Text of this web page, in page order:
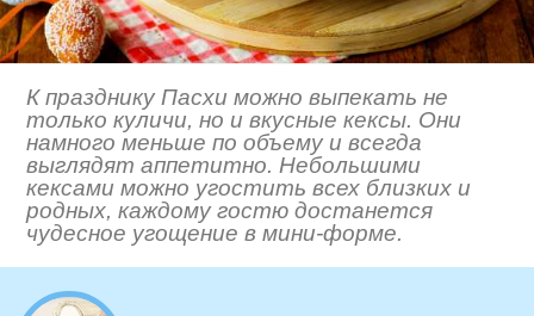
К празднику Пасхи можно выпекать не
только куличи, но и вкусные кексы. Они
намного меньше по объему и всегда
выглядят аппетитно. Небольшими
кексами можно угостить всех близких и
родных, каждому гостю достанется
чудесное угощение в мини-форме.